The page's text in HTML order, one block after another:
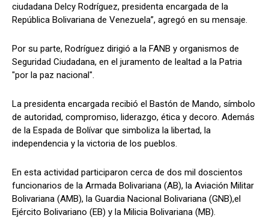
ciudadana Delcy Rodríguez, presidenta encargada de la
República Bolivariana de Venezuela”, agregó en su mensaje.
Por su parte, Rodríguez dirigió a la FANB y organismos de
Seguridad Ciudadana, en el juramento de lealtad a la Patria
"por la paz nacional".
La presidenta encargada recibió el Bastón de Mando, símbolo
de autoridad, compromiso, liderazgo, ética y decoro. Además
de la Espada de Bolívar que simboliza la libertad, la
independencia y la victoria de los pueblos.
En esta actividad participaron cerca de dos mil doscientos
funcionarios de la Armada Bolivariana (AB), la Aviación Militar
Bolivariana (AMB), la Guardia Nacional Bolivariana (GNB),el
Ejército Bolivariano (EB) y la Milicia Bolivariana (MB).